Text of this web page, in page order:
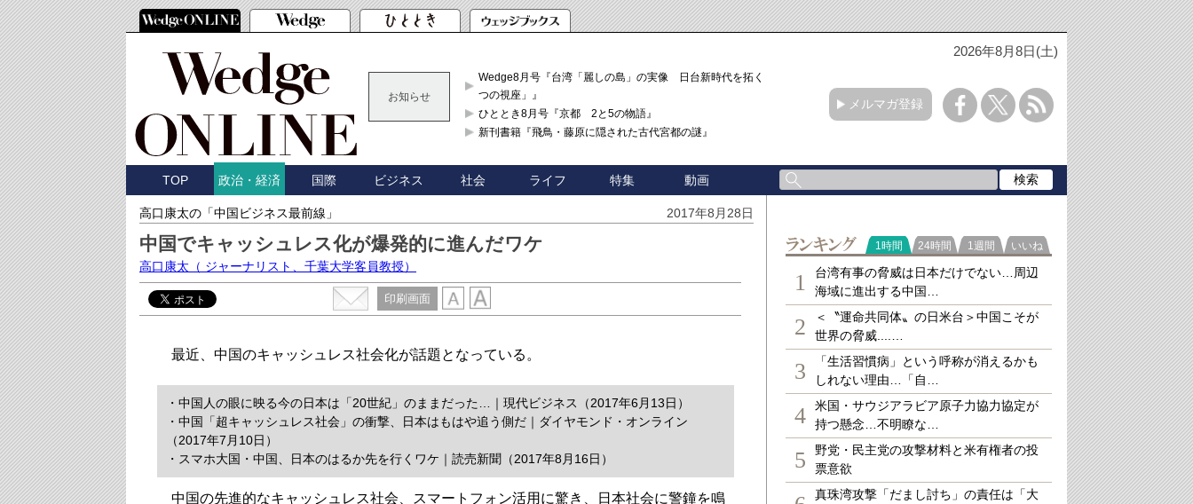
2026年8月8日(土)
お知らせ
Wedge8月号『台湾「麗しの島」の実像 日台新時代を拓く「3
つの視座」』
ひととき8月号『京都 2と5の物語』
新刊書籍『飛鳥・藤原に隠された古代宮都の謎』
メルマガ登録
TOP 政治・経済 国際 ビジネス 社会 ライフ 特集 動画
高口康太の「中国ビジネス最前線」 2017年8月28日
中国でキャッシュレス化が爆発的に進んだワケ
高口康太 （ ジャーナリスト、千葉大学客員教授）
印刷画面
最近、中国のキャッシュレス社会化が話題となっている。
・中国人の眼に映る今の日本は「20世紀」のままだった…｜現代ビジネス（2017年6月13日）
・中国「超キャッシュレス社会」の衝撃、日本はもはや追う側だ｜ダイヤモンド・オンライン
（2017年7月10日）
・スマホ大国・中国、日本のはるか先を行くワケ｜読売新聞（2017年8月16日）
中国の先進的なキャッシュレス社会、スマートフォン活用に驚き、日本社会に警鐘を鳴
ランキング
1時間 24時間 1週間 いいね
1
台湾有事の脅威は日本だけでない…周辺
海域に進出する中国…
2
＜〝運命共同体〟の日米台＞中国こそが
世界の脅威....…
3
「生活習慣病」という呼称が消えるかも
しれない理由…「自…
4
米国・サウジアラビア原子力協力協定が
持つ懸念…不明瞭な…
5
野党・民主党の攻撃材料と米有権者の投
票意欲
真珠湾攻撃「だまし討ち」の責任は「大